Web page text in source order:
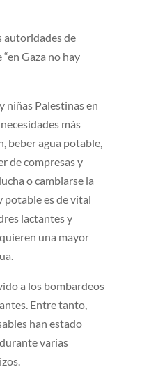
autoridades de
Gaza no hay
niñas Palestinas en
más
beber agua potable,
de compresas y
o cambiarse la
potable es de vital
lactantes y
una mayor
a los bombardeos
Entre tanto,
han estado
varias